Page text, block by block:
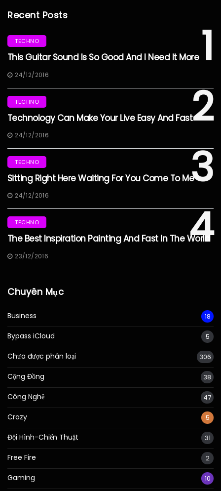
Recent Posts
1
TECHNO
This Guitar Sound Is So Good And I Need It More
24/12/2016
2
TECHNO
Technology Can Make Your Live Easy And Fast
24/12/2016
3
TECHNO
Sitting Right Here Waiting For You Come To Me
24/12/2016
4
TECHNO
The Best Inspiration Painting And Fast In The World
23/12/2016
Chuyên Mục
Business 18
Bypass iCloud 5
Chưa được phân loại 306
Cộng Đồng 38
Công Nghệ 47
Crazy 5
Đội Hình-Chiến Thuật 31
Free Fire 2
Gaming 10